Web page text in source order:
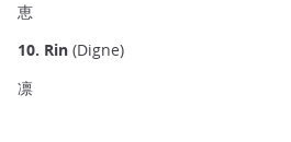
恵
10. Rin (Digne)
凛